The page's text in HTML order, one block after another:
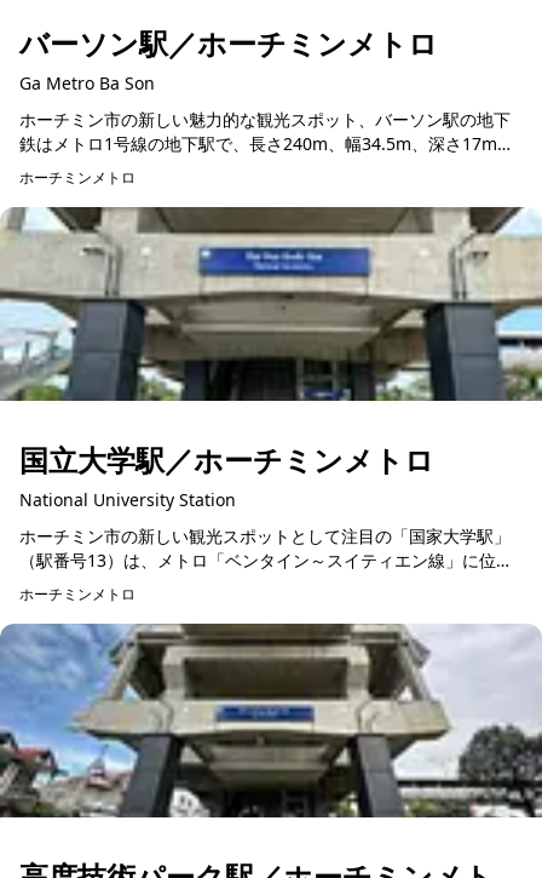
バーソン駅／ホーチミンメトロ
Ga Metro Ba Son
ホーチミン市の新しい魅力的な観光スポット、バーソン駅の地下
鉄はメトロ1号線の地下駅で、長さ240m、幅34.5m、深さ17mと
いう規模を誇ります。駅内は2層構造で、1階には待機所や自動販
売機、乗...
ホーチミンメトロ
国立大学駅／ホーチミンメトロ
National University Station
ホーチミン市の新しい観光スポットとして注目の「国家大学駅」
（駅番号13）は、メトロ「ベンタイン～スイティエン線」に位置
する広々とした快適な駅です。全長137.5メートル、幅22メート
ル、高さ19...
ホーチミンメトロ